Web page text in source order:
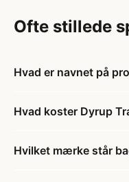
Ofte stillede
Hvad er navnet på
Hvad koster Dyrup
Hvilket mærke står